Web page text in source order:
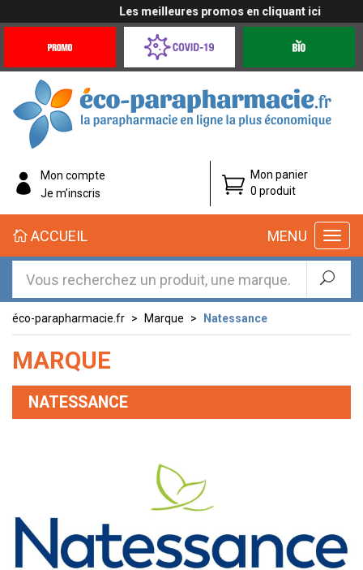
Les meilleures promos en cliquant ici
Offres
Coronavirus
éco-
parapharmacie.fr
éco-
parapharmacie.fr
Mon compte
Je m’inscris
Mon panier
0 produit
MENU
ACCUEIL
éco-parapharmacie.fr Marque Natessance
MARQUE
NATESSANCE